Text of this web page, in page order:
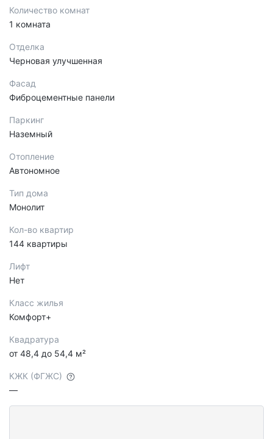
Количество комнат
1 комната
Отделка
Черновая улучшенная
Фасад
Фиброцементные панели
Паркинг
Наземный
Отопление
Автономное
Тип дома
Монолит
Кол-во квартир
144 квартиры
Лифт
Нет
Класс жилья
Комфорт+
Квадратура
от 48,4 до 54,4 м²
КЖК (ФГЖС)
—